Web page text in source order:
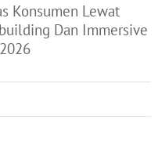
Konsumen Lewat
Dan Immersive